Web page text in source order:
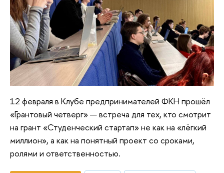
12 февраля в Клубе предпринимателей ФКН прошёл
«Грантовый четверг» — встреча для тех, кто смотрит
на грант «Студенческий стартап» не как на «лёгкий
миллион», а как на понятный проект со сроками,
ролями и ответственностью.